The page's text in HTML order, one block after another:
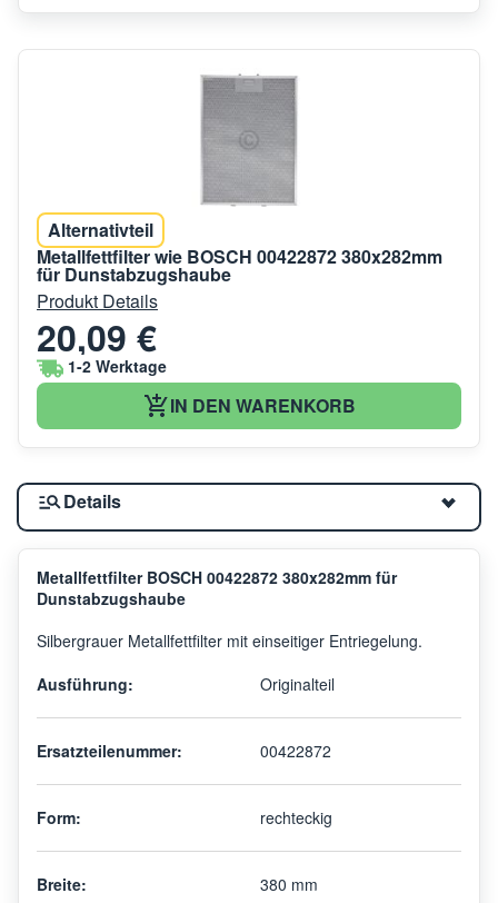
Alternativteil
Metallfettfilter wie BOSCH 00422872 380x282mm
für Dunstabzugshaube
Produkt Details
20,09 €
1-2 Werktage
IN DEN WARENKORB
Details
Metallfettfilter BOSCH 00422872 380x282mm für
Dunstabzugshaube
Silbergrauer Metallfettfilter mit einseitiger Entriegelung.
Ausführung:
Originalteil
Ersatzteilenummer: 00422872
Form: rechteckig
Breite: 380 mm